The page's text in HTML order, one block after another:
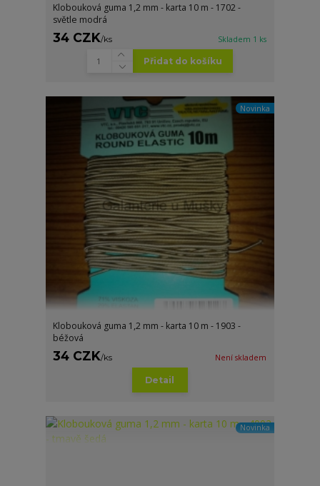
Klobouková guma 1,2 mm - karta 10 m - 1702 -
světle modrá
34 CZK/ks Skladem 1 ks
Přidat do košíku
Novinka
Klobouková guma 1,2 mm - karta 10 m - 1903 -
béžová
34 CZK/ks Není skladem
Detail
Novinka